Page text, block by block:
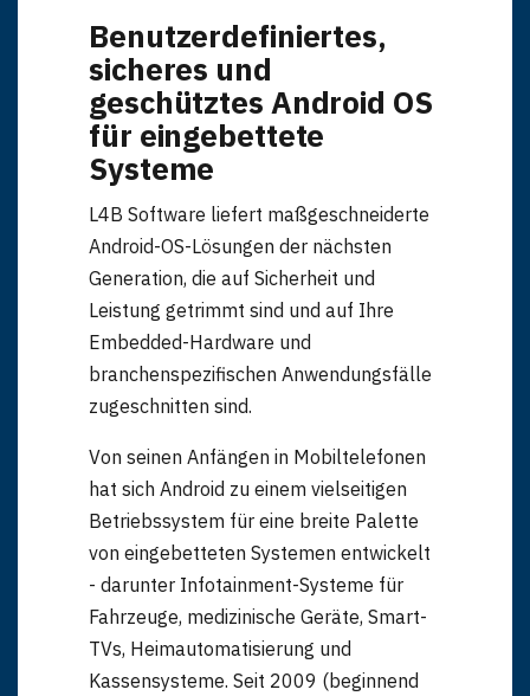
Benutzerdefiniertes,
sicheres und
geschütztes Android OS
für eingebettete
Systeme
L4B Software liefert maßgeschneiderte
Android-OS-Lösungen der nächsten
Generation, die auf Sicherheit und
Leistung getrimmt sind und auf Ihre
Embedded-Hardware und
branchenspezifischen Anwendungsfälle
zugeschnitten sind.
Von seinen Anfängen in Mobiltelefonen
hat sich Android zu einem vielseitigen
Betriebssystem für eine breite Palette
von eingebetteten Systemen entwickelt
- darunter Infotainment-Systeme für
Fahrzeuge, medizinische Geräte, Smart-
TVs, Heimautomatisierung und
Kassensysteme. Seit 2009 (beginnend